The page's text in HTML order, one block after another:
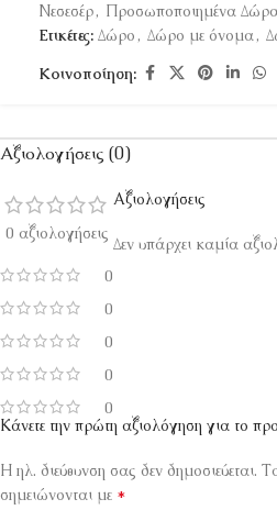
Νεσεσέρ, Προσωποποιημένα
Ετικέτες: Δώρο , Δώρο με όνομα,
Κοινοποίηση:
Αξιολογήσεις (0)
0 αξιολογήσεις
0
0
0
0
0
Αξιολογήσεις
Δεν υπάρχει καμία
Κάνετε την πρώτη αξιολόγηση για το
Η ηλ. διεύθυνση σας δεν δημοσιεύεται.
σημειώνονται με *